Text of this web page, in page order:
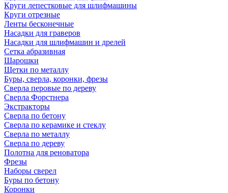
Круги лепестковые для шлифмашины
Круги отрезные
Ленты бесконечные
Насадки для граверов
Насадки для шлифмашин и дрелей
Сетка абразивная
Шарошки
Щетки по металлу
Буры, сверла, коронки, фрезы
Сверла перовые по дереву
Сверла Форстнера
Экстракторы
Сверла по бетону
Сверла по керамике и стеклу
Сверла по металлу
Сверла по дереву
Полотна для реноватора
Фрезы
Наборы сверел
Буры по бетону
Коронки